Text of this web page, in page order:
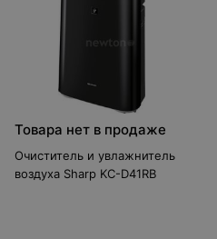
Товара нет в продаже
Очиститель и увлажнитель
воздуха Sharp KC-D41RB